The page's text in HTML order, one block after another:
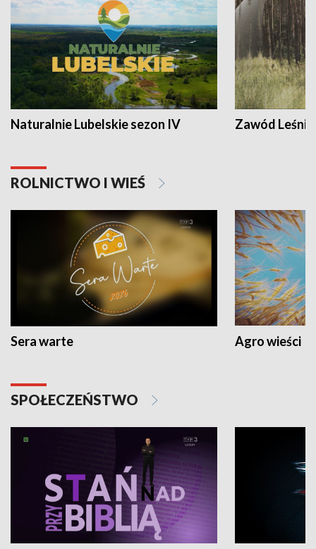
Naturalnie Lubelskie sezon IV Zawód Leśnik
ROLNICTWO I WIEŚ
Sera warte Agro wieści
SPOŁECZEŃSTWO